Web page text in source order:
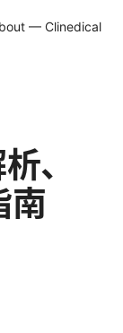
— Clinedical
、
南